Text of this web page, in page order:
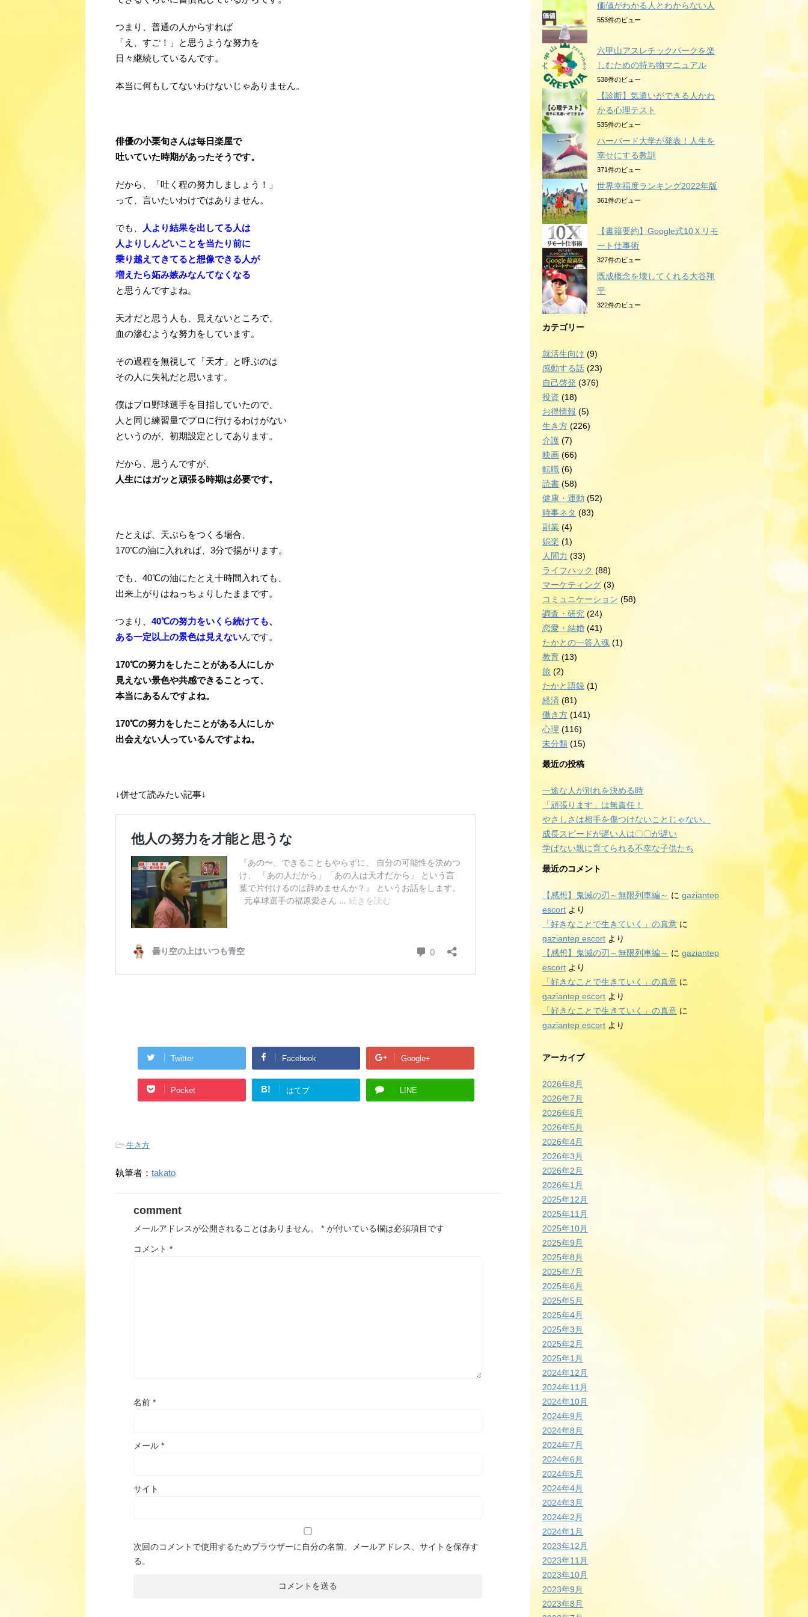
つまり、普通の人からすれば
「え、すご！」と思うような努力を
日々継続しているんです。
本当に何もしてないわけないじゃありません。
俳優の小栗旬さんは毎日楽屋で
吐いていた時期があったそうです。
だから、「吐く程の努力しましょう！」
って、言いたいわけではありません。
でも、
人より結果を出してる人は
人よりしんどいことを当たり前に
乗り越えてきてると想像できる人が
増えたら妬み嫉みなんてなくなる
と思うんですよね。
天才だと思う人も、見えないところで、
血の滲むような努力をしています。
その過程を無視して「天才」と呼ぶのは
その人に失礼だと思います。
僕はプロ野球選手を目指していたので、
人と同じ練習量でプロに行けるわけがない
というのが、初期設定としてあります。
だから、思うんですが、
人生にはガッと頑張る時期は必要です。
たとえば、天ぷらをつくる場合、
170℃の油に入れれば、3分で揚がります。
でも、40℃の油にたとえ十時間入れても、
出来上がりはねっちょりしたままです。
つまり、 40℃の努力をいくら続けても、
ある一定以上の景色は見えないんです。
170℃の努力をしたことがある人にしか
見えない景色や共感できることって、
本当にあるんですよね。
170℃の努力をしたことがある人にしか
出会えない人っているんですよね。
↓併せて読みたい記事↓
Twitter Facebook Google+
Pocket B! はてブ LINE
-生き方
執筆者： takato
comment
メールアドレスが公開されることはありません。 * が付いている欄は必須項目です
コメント *
名前 *
メール *
サイト
次回のコメントで使用するためブラウザーに自分の名前、メールアドレス、サイトを保存す
る。
価値がわかる人とわからない人
553件のビュー
六甲山アスレチックパークを楽
しむための持ち物マニュアル
538件のビュー
【診断】気遣いができる人かわ
かる心理テスト
535件のビュー
ハーバード大学が発表！人生を
幸せにする教訓
371件のビュー
世界幸福度ランキング2022年版
361件のビュー
【書籍要約】Google式10Ｘリモ
ート仕事術
327件のビュー
既成概念を壊してくれる大谷翔
平
322件のビュー
カテゴリー
就活生向け (9)
感動する話 (23)
自己啓発 (376)
投資 (18)
お得情報 (5)
生き方 (226)
介護 (7)
映画 (66)
転職 (6)
読書 (58)
健康・運動 (52)
時事ネタ (83)
副業 (4)
娯楽 (1)
人間力 (33)
ライフハック (88)
マーケティング (3)
コミュニケーション (58)
調査・研究 (24)
恋愛・結婚 (41)
たかとの一答入魂 (1)
教育 (13)
旅 (2)
たかと語録 (1)
経済 (81)
働き方 (141)
心理 (116)
未分類 (15)
最近の投稿
一途な人が別れを決める時
「頑張ります」は無責任！
やさしさは相手を傷つけないことじゃない。
成長スピードが遅い人は〇〇が遅い
学ばない親に育てられる不幸な子供たち
最近のコメント
【感想】鬼滅の刃～無限列車編～ に gaziantep
escort より
「好きなことで生きていく」の真意 に
gaziantep escort より
【感想】鬼滅の刃～無限列車編～ に gaziantep
escort より
「好きなことで生きていく」の真意 に
gaziantep escort より
「好きなことで生きていく」の真意 に
gaziantep escort より
アーカイブ
2026年8月
2026年7月
2026年6月
2026年5月
2026年4月
2026年3月
2026年2月
2026年1月
2025年12月
2025年11月
2025年10月
2025年9月
2025年8月
2025年7月
2025年6月
2025年5月
2025年4月
2025年3月
2025年2月
2025年1月
2024年12月
2024年11月
2024年10月
2024年9月
2024年8月
2024年7月
2024年6月
2024年5月
2024年4月
2024年3月
2024年2月
2024年1月
2023年12月
2023年11月
2023年10月
2023年9月
2023年8月